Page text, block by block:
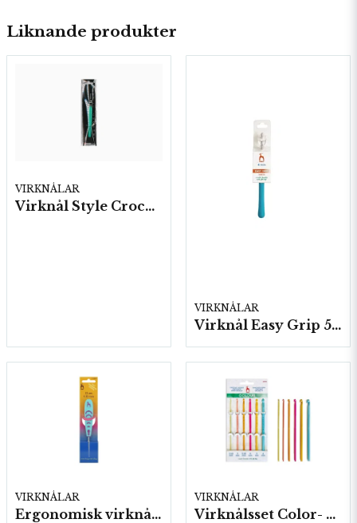
Liknande produkter
VIRKNÅLAR
Virknål Style Crochet "waves" 5 st/fp.
VIRKNÅLAR
Virknål Easy Grip 5 st/fp.
VIRKNÅLAR
Ergonomisk virknål 5 st/ FP, Stål
VIRKNÅLAR
Virknålsset Color- 6 st 2,0-6,0 5st/fp.